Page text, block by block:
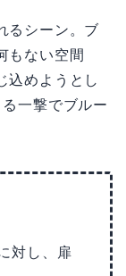
るシーン。ブ
もない空間
込めようとし
一撃でブルー
対し、扉